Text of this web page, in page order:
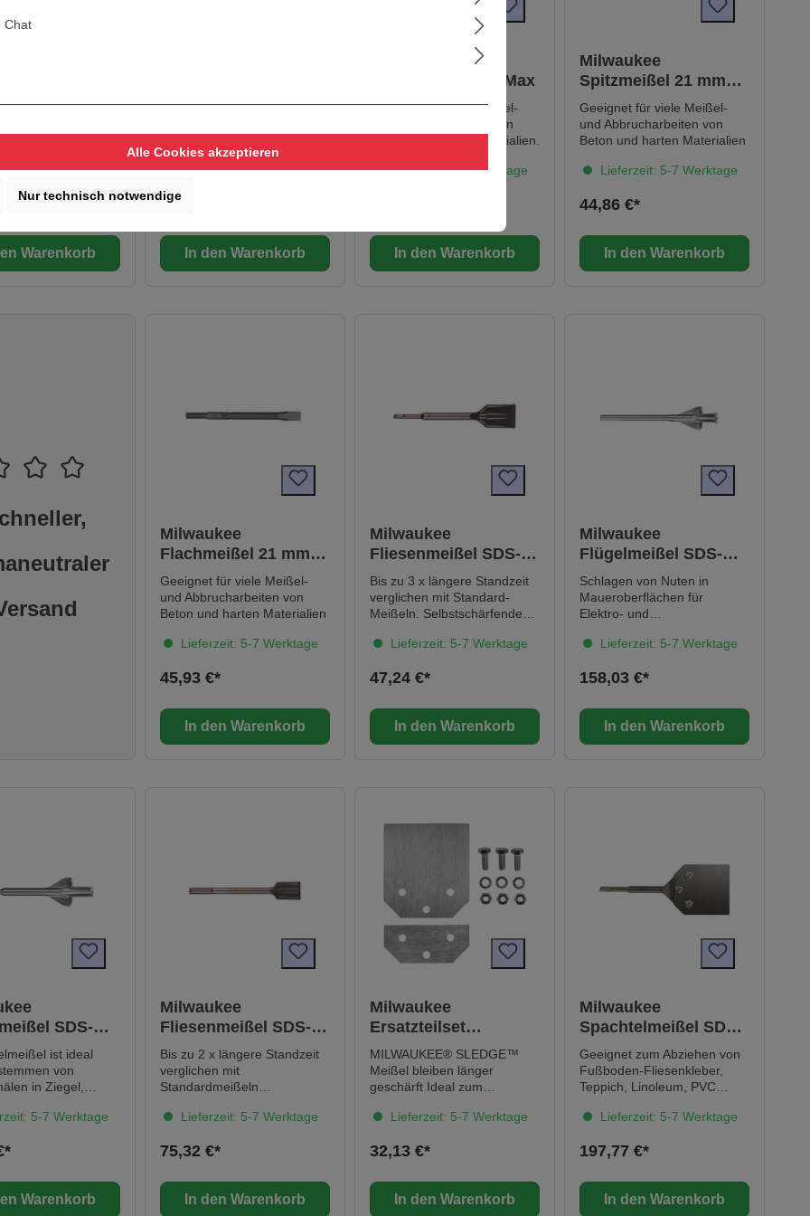
SM26
1-3 Werktage
Warenkorb
450 mm SCX2
Lieferzeit: 1-3 Werktage
472,79 €*
In den Warenkorb
Spitzmeißel SDS-Max
Geeignet für viele Meißel-
und Abbrucharbeiten von
Beton und harten Materialien.
Lieferzeit: 5-7 Werktage
In den Warenkorb
Milwaukee
Spitzmeißel 21 mm
Sechskant
Geeignet für viele Meißel-
und Abbrucharbeiten von
Beton und harten Materialien
Lieferzeit: 5-7 Werktage
44,86 €*
In den Warenkorb
Milwaukee
Flachmeißel 21 mm
Sechskant 380 x 24
mm
Geeignet für viele Meißel-
und Abbrucharbeiten von
Beton und harten Materialien
Lieferzeit: 5-7 Werktage
45,93 €*
In den Warenkorb
Milwaukee
Fliesenmeißel SDS-
Plus Premium
SLEDGE 250 x 50 mm
Bis zu 3 x längere Standzeit
verglichen mit Standard-
Meißeln. Selbstschärfende
Produktivität. Verstärke
Standzeit. Made in Germany.
mm Inhalt: 1 Länge: 250 mm
Werkzeugaufnahme: SDS-
Plus
Lieferzeit: 5-7 Werktage
47,24 €*
In den Warenkorb
Milwaukee
Flügelmeißel SDS-
Max 380 x 35 mm
Schlagen von Nuten in
Maueroberflächen für
Elektro- und
Geeignet für Mauerwerk und
Lieferzeit: 5-7 Werktage
158,03 €*
In den Warenkorb
SDS-
x 22 mm
ist ideal
von
in Ziegel,
Flügel zu
Plus
Made in
5-7 Werktage
Warenkorb
Milwaukee
Fliesenmeißel SDS-
Max Premium
SLEDGE 380 x 50 mm
Bis zu 2 x längere Standzeit
verglichen mit
Standardmeißeln
Meißelspitze Extralange
Materialabtrag< Geschliffene
scharf und reduziert ein
Verkanten Made in Germany
Lieferzeit: 5-7 Werktage
75,32 €*
In den Warenkorb
Milwaukee
Ersatzteilset
Bodenreinigungswer
kzeug SDS-Max 10-
teilig
MILWAUKEE® SLEDGE™
Meißel bleiben länger
geschärft Ideal zum
Linoleum, Laminat und
Schneide schneidet schneller
Schneide für höhere
Produktivität Abgeschrägte
Lieferzeit: 5-7 Werktage
32,13 €*
In den Warenkorb
Milwaukee
Spachtelmeißel SDS-
Plus 250 x 100 mm
Geeignet zum Abziehen von
Fußboden-Fliesenkleber,
Teppich, Linoleum, PVC
Technische Daten Breite: 100
Inhalt: 1 Schaftaufnahme:
Lieferzeit: 5-7 Werktage
197,77 €*
In den Warenkorb
Chat
Alle Cookies akzeptieren
Nur technisch notwendige